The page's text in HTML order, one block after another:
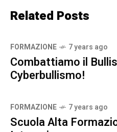
Related Posts
FORMAZIONE 7 years ago
Combattiamo il
Cyberbullismo!
FORMAZIONE 7 years ago
Scuola Alta